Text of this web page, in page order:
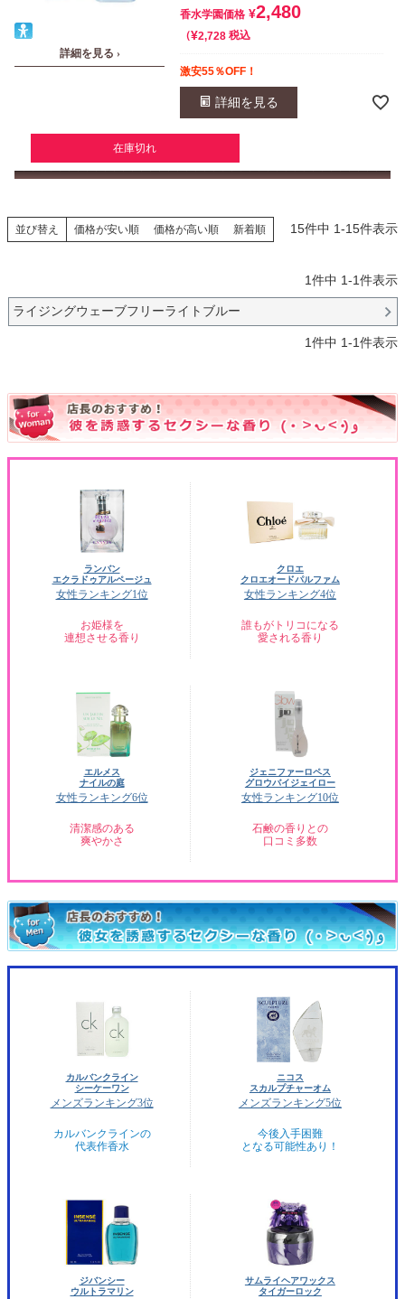
詳細を見る ›
香水学園価格 ¥2,480
¥2,728 税込
激安55％OFF！
詳細を見る
在庫切れ
並び替え 価格が安い順 価格が高い順 新着順 15件中 1-15件表示
1件中 1-1件表示
ライジングウェーブフリーライトブルー
1件中 1-1件表示
ランバン
エクラドゥアルページュ
女性ランキング1位
お姫様を
連想させる香り
クロエ
クロエオードパルファム
女性ランキング4位
誰もがトリコになる
愛される香り
エルメス
ナイルの庭
女性ランキング6位
清潔感のある
爽やかさ
ジェニファーロペス
グロウバイジェイロー
女性ランキング10位
石鹸の香りとの
口コミ多数
カルバンクライン
シーケーワン
メンズランキング3位
カルバンクラインの
代表作香水
ニコス
スカルプチャーオム
メンズランキング5位
今後入手困難
となる可能性あり！
ジバンシー
ウルトラマリン
サムライヘアワックス
タイガーロック